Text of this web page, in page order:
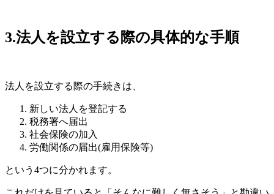
3.法人を設立する際の具体的な手順
法人を設立する際の手続きは、
新しい法人を登記する
税務署へ届出
社会保険の加入
労働関係の届出(雇用保険等)
という4つに分かれます。